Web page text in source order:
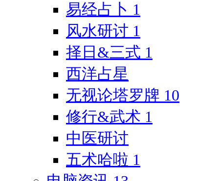
易经占卜 1
风水研讨 1
择日&三式 1
西洋占星
无视论塔罗牌 10
修行&武术 1
中医研讨
五术哈啦 1